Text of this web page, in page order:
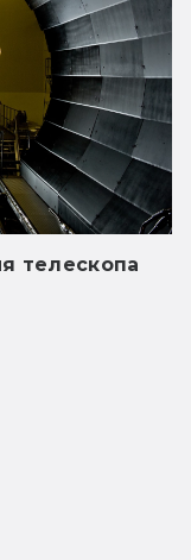
телескопа